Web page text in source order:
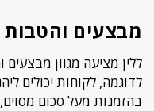
מבצעים והטבות
ללין מציעה מגוון מבצעים
לדוגמה, לקוחות יכולים
בהזמנות מעל סכום מסוים,